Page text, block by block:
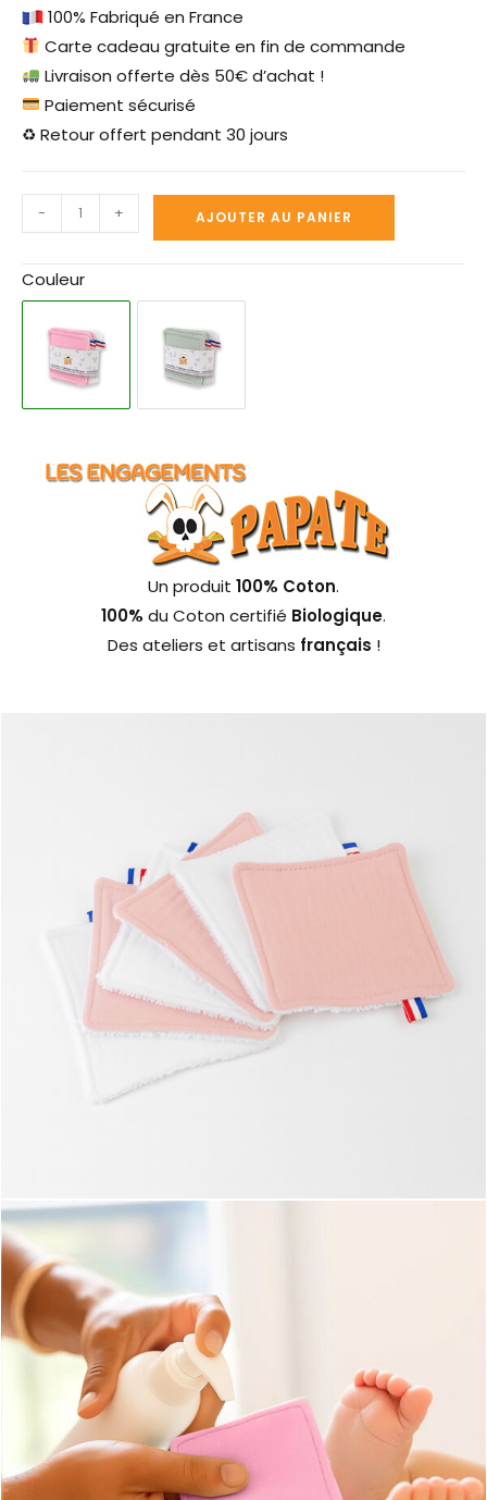
100% Fabriqué en France
Carte cadeau gratuite en fin de commande
Livraison offerte dès 50€ d’achat !
Paiement sécurisé
♻ Retour offert pendant 30 jours
- + AJOUTER AU PANIER
Couleur
Un produit 100% Coton.
100% du Coton certifié Biologique.
Des ateliers et artisans français !